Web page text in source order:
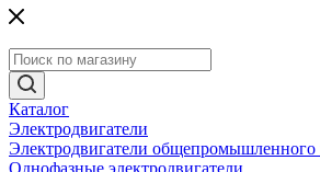
Каталог
Электродвигатели
Электродвигатели общепромышленного
Однофазные электродвигатели